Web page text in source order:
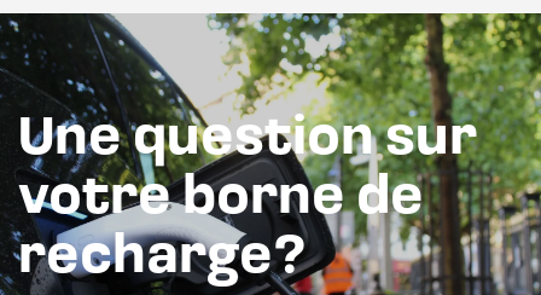
Une question sur
votre borne de
recharge?